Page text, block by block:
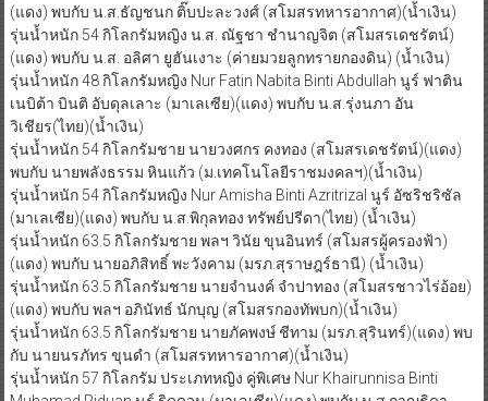
(แดง) พบกับ น.ส.ธัญชนก ติ๊บปะละวงศ์ (สโมสรทหารอากาศ)(น้ำเงิน)
รุ่นน้ำหนัก 54 กิโลกรัมหญิง น.ส. ณัฐชา ชํานาญจิต (สโมสรเดชรัตน์)
(แดง) พบกับ น.ส. อลิศา ยูฮันเงาะ (ค่ายมวยลูกทรายกองดิน) (น้ำเงิน)
รุ่นน้ำหนัก 48 กิโลกรัมหญิง Nur Fatin Nabita Binti Abdullah นูร์ ฟาติน
เนบิต้า บินติ อับดุลเลาะ (มาเลเซีย)(แดง) พบกับ น.ส.รุ่งนภา อัน
วิเชียร(ไทย)(น้ำเงิน)
รุ่นน้ำหนัก 54 กิโลกรัมชาย นายวงศกร คงทอง (สโมสรเดชรัตน์)(แดง)
พบกับ นายพลังธรรม หินแก้ว (ม.เทคโนโลยีราชมงคลฯ)(น้ำเงิน)
รุ่นน้ำหนัก 54 กิโลกรัมหญิง Nur Amisha Binti Azritrizal นูร์ อัซริชริซัล
(มาเลเซีย)(แดง) พบกับ น.ส.พิกุลทอง ทรัพย์ปรีดา(ไทย) (น้ำเงิน)
รุ่นน้ำหนัก 63.5 กิโลกรัมชาย พลฯ วินัย ขุนอินทร์ (สโมสรผู้ครองฟ้า)
(แดง) พบกับ นายอภิสิทธิ์ พะวังคาม (มรภ.สุราษฎร์ธานี) (น้ำเงิน)
รุ่นน้ำหนัก 63.5 กิโลกรัมชาย นายจํานงค์ จําปาทอง (สโมสรชาวไร่อ้อย)
(แดง) พบกับ พลฯ อภินัทธ์ นักบุญ (สโมสรกองทัพบก)(น้ำเงิน)
รุ่นน้ำหนัก 63.5 กิโลกรัมชาย นายภัคพงษ์ ชีทาม (มรภ.สุรินทร์)(แดง) พบ
กับ นายนรภัทร ขุนดํา (สโมสรทหารอากาศ)(น้ำเงิน)
รุ่นน้ำหนัก 57 กิโลกรัม ประเภทหญิง คู่พิเศษ Nur Khairunnisa Binti